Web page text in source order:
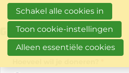
Gift
Schakel alle cookies in
Toon cookie-instellingen
Alleen essentiële cookies